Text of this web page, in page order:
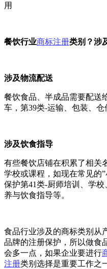
用
餐饮行业商标注册类别？涉
涉及物流配送
餐饮食品、半成品需要配送
车，第39类-运输、包装、仓
涉及饮食指导
有些餐饮店铺在积累了相关
学校或课程，如现在常见的
保护第41类-厨师培训、学
养与饮食指导等。
食品行业涉及的商标类别从
品牌的注册保护，所以做食
会多一点，如果企业要进行
注册类别选择是重要工作之